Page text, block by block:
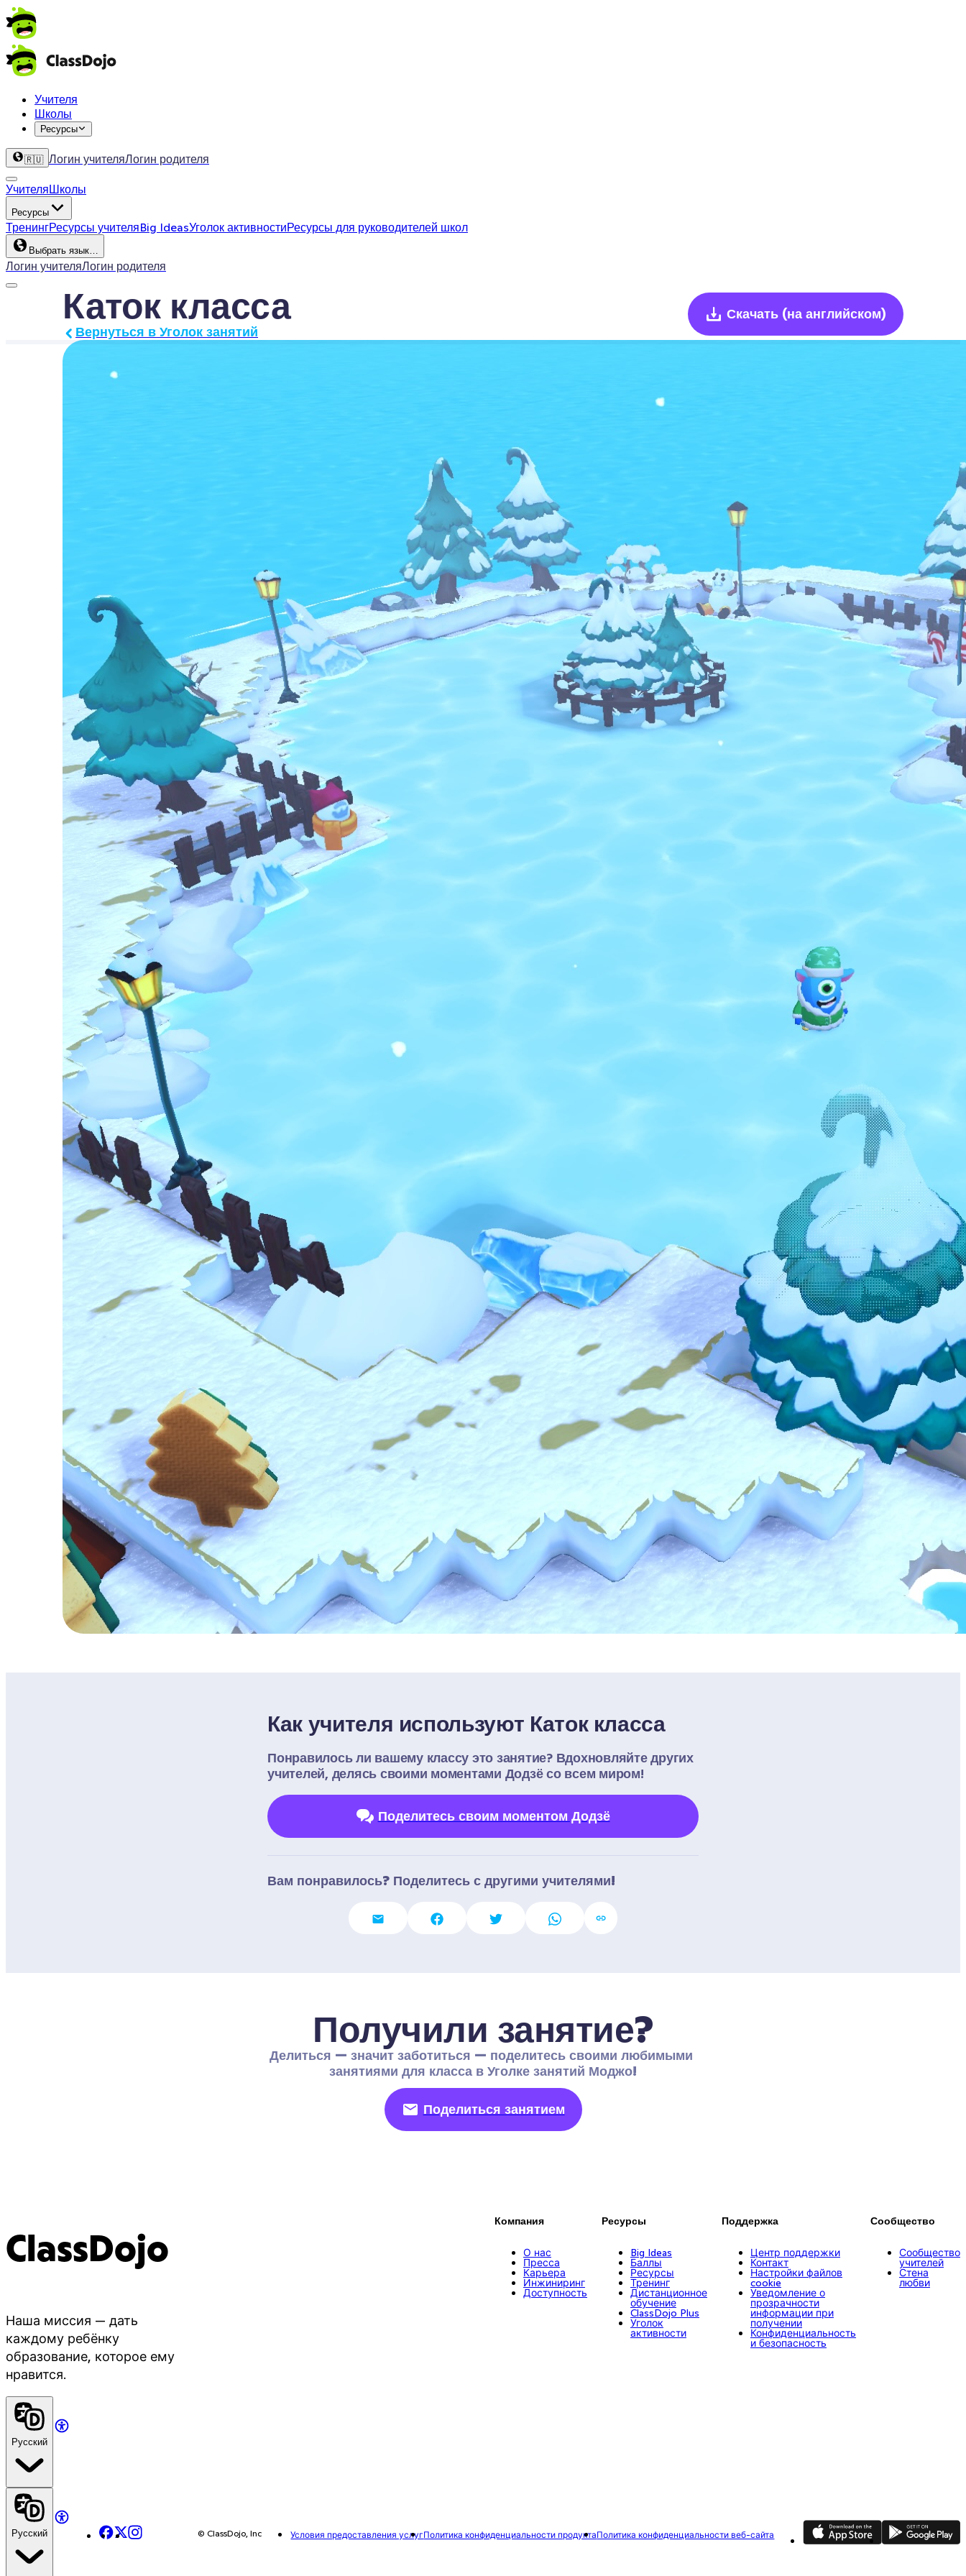
Учителя
Школы
Ресурсы
🇷🇺 Логин учителяЛогин родителя
УчителяШколы
Ресурсы
ТренингРесурсы учителяBig IdeasУголок активностиРесурсы для руководителей школ
Выбрать язык…
Логин учителяЛогин родителя
Каток класса
Вернуться в Уголок занятий
Скачать (на английском)
Как учителя используют Каток класса
Понравилось ли вашему классу это занятие? Вдохновляйте других
учителей, делясь своими моментами Додзё со всем миром!
Поделитесь своим моментом Додзё
Вам понравилось? Поделитесь с другими учителями!
Получили занятие?
Делиться — значит заботиться — поделитесь своими любимыми
занятиями для класса в Уголке занятий Моджо!
Поделиться занятием
ClassDojo
Наша миссия — дать
каждому ребёнку
образование, которое ему
нравится.
Русский
Компания
О нас
Пресса
Карьера
Инжиниринг
Доступность
Ресурсы
Big Ideas
Баллы
Ресурсы
Тренинг
Дистанционное
обучение
ClassDojo Plus
Уголок
активности
Поддержка
Центр поддержки
Контакт
Настройки файлов
cookie
Уведомление о
прозрачности
информации при
получении
Конфиденциальность
и безопасность
Сообщество
Сообщество
учителей
Стена
любви
Русский Facebook
X Instagram © ClassDojo, Inc Условия предоставления услугПолитика конфиденциальности продуктаПолитика конфиденциальности веб-сайта
App Store Google Play